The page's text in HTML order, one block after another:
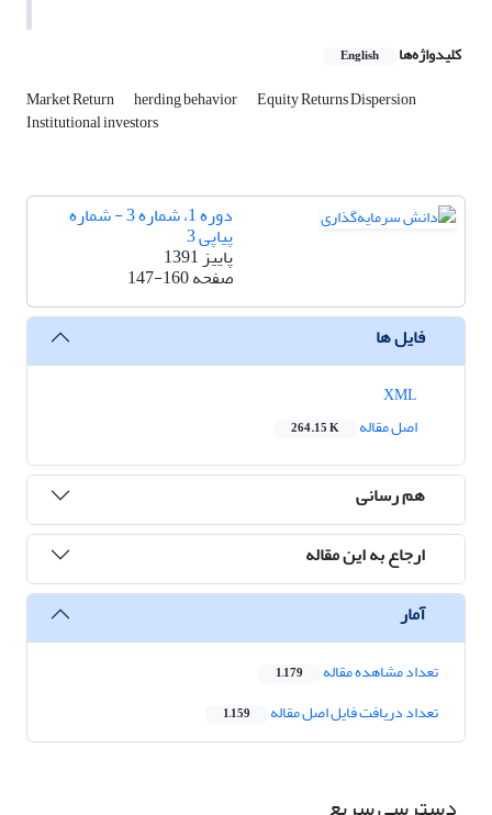
کلیدواژه‌ها English
Market Return herding behavior Equity Returns Dispersion
Institutional investors
دوره 1، شماره 3 - شماره
پیاپی 3
پاییز 1391
صفحه147-160
فایل ها
اصل مقاله
264.15 K
هم رسانی
ارجاع به این مقاله
آمار
تعداد مشاهده مقاله 1,179
تعداد دریافت فایل اصل مقاله 1,159